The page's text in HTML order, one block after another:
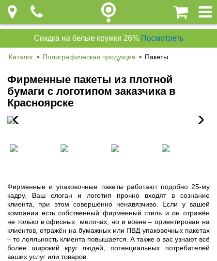
Скидка на белые кружки 26% Посмотреть
Каталог > Полиграфическая продукция > Пакеты
Фирменные пакеты из плотной
бумаги с логотипом заказчика в
Красноярске
Фирменные и упаковочные пакеты работают подобно 25-му
кадру. Ваш слоган и логотип прочно входят в сознание
клиента, при этом совершенно ненавязчиво. Если у вашей
компании есть собственный фирменный стиль и он отражён
не только в офисных мелочах, но и вовне – ориентирован на
клиентов, отражён на бумажных или ПВД упаковочных пакетах
– то лояльность клиента повышается. А также о вас узнают всё
более широкий круг людей, потенциальных потребителей
ваших услуг или товаров.